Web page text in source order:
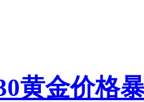
黄金价格